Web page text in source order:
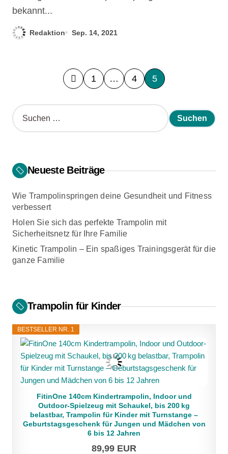
bekannt...
Redaktion Sep. 14, 2021
B
r
g
s
n
a
i
g
a
t
i
o
n
1 … 4 5
S
u
n
n
c
h
:
Neueste Beiträge
Wie Trampolinspringen deine Gesundheit und Fitness
verbessert
Holen Sie sich das perfekte Trampolin mit
Sicherheitsnetz für Ihre Familie
Kinetic Trampolin – Ein spaßiges Trainingsgerät für die
ganze Familie
Trampolin für Kinder
BESTSELLER NR. 1
FitinOne 140cm Kindertrampolin, Indoor und
Outdoor-Spielzeug mit Schaukel, bis 200 kg
belastbar, Trampolin für Kinder mit Turnstange –
Geburtstagsgeschenk für Jungen und Mädchen von
6 bis 12 Jahren
89,99 EUR